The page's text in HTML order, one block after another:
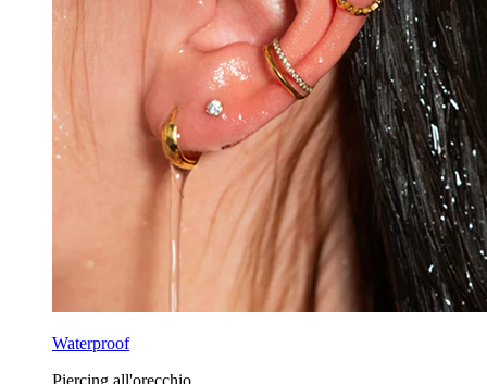
Waterproof
Piercing all'orecchio